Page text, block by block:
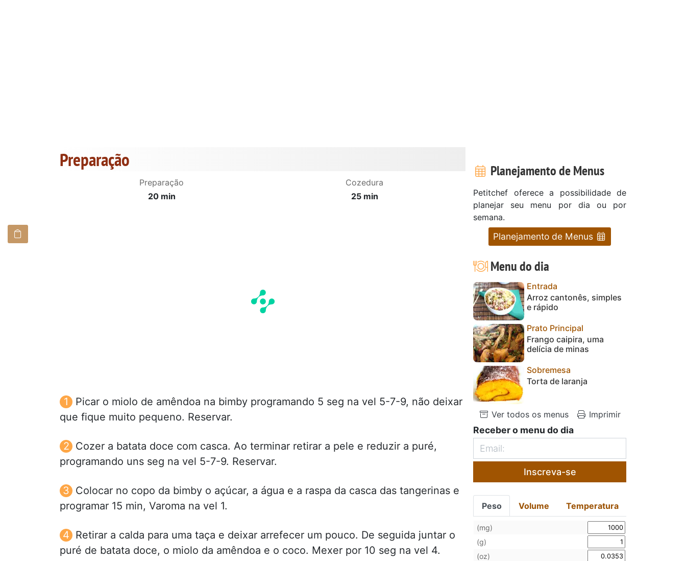
Preparação
Preparação
20 min
Cozedura
25 min
Picar o miolo de amêndoa na bimby programando 5 seg na vel 5-7-9, não deixar
que fique muito pequeno. Reservar.
Cozer a batata doce com casca. Ao terminar retirar a pele e reduzir a puré,
programando uns seg na vel 5-7-9. Reservar.
Colocar no copo da bimby o açúcar, a água e a raspa da casca das tangerinas e
programar 15 min, Varoma na vel 1.
Retirar a calda para uma taça e deixar arrefecer um pouco. De seguida juntar o
puré de batata doce, o miolo da amêndoa e o coco. Mexer por 10 seg na vel 4.
Planejamento de Menus
Petitchef oferece a possibilidade de
planejar seu menu por dia ou por
semana.
Planejamento de Menus
Menu do dia
Entrada
Arroz cantonês, simples
e rápido
Prato Principal
Frango caipira, uma
delícia de minas
Sobremesa
Torta de laranja
Ver todos os menus Imprimir
Receber o menu do dia
Inscreva-se
Peso Volume Temperatura
(mg)
(g)
(oz)